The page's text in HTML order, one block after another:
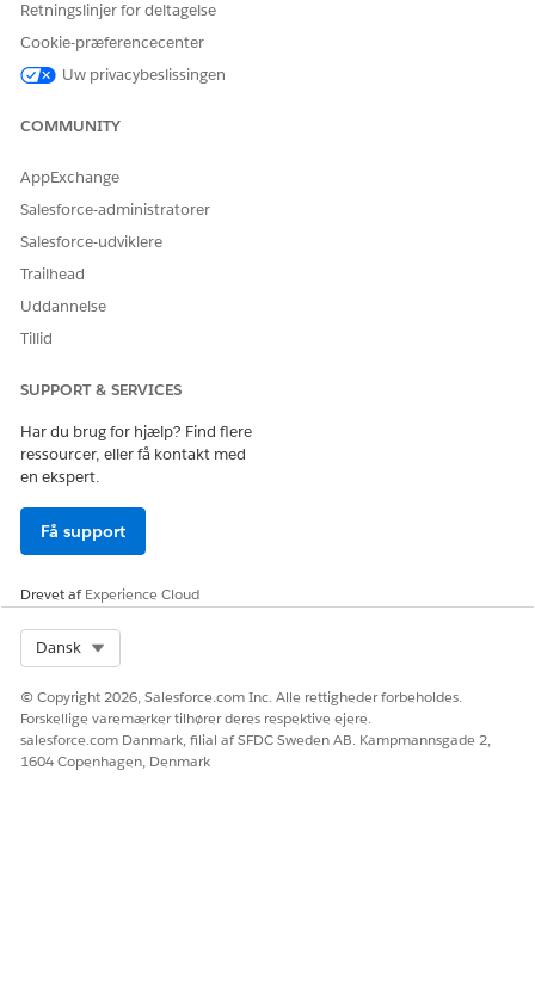
Giv os besked, så vi kan forbedre os!
Retningslinjer for deltagelse
Cookie-præferencecenter
Uw privacybeslissingen
COMMUNITY
AppExchange
Salesforce-administratorer
Salesforce-udviklere
Trailhead
Uddannelse
Tillid
SUPPORT & SERVICES
Har du brug for hjælp? Find flere
ressourcer, eller få kontakt med
en ekspert.
Få support
Drevet afExperience Cloud
Dansk
© Copyright 2026, Salesforce.com Inc. Alle rettigheder forbeholdes.
Forskellige varemærker tilhører deres respektive ejere.
salesforce.com Danmark, filial af SFDC Sweden AB. Kampmannsgade 2,
1604 Copenhagen, Denmark